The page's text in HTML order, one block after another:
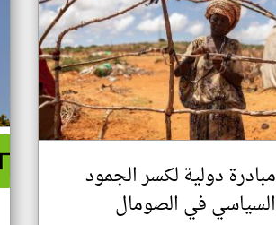
مبادرة دولية لكسر الجمود
السياسي في الصومال